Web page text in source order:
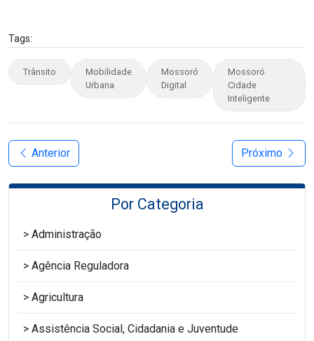
Tags:
Trânsito
Mobilidade
Urbana
Mossoró
Digital
Mossoró
Cidade
Inteligente
Anterior Próximo
Por Categoria
Administração
Agência Reguladora
Agricultura
Assistência Social, Cidadania e Juventude